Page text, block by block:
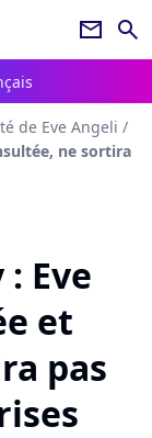
newsletter search
de Eve Angeli /
ne sortira
Eve
et
pas